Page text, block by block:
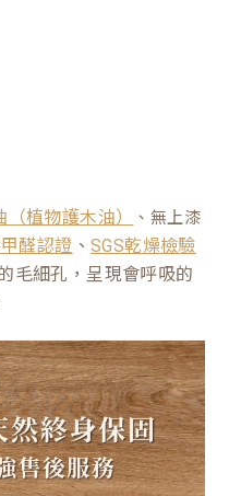
植物護木油）
、無上漆
醛認證 、SGS乾燥檢驗
毛細孔，呈現會呼吸的